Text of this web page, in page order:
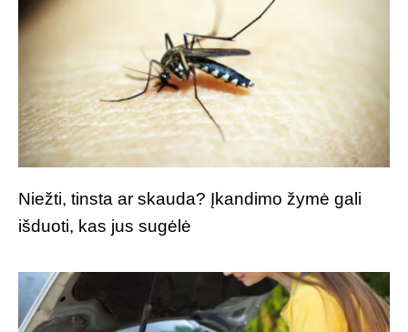
Niežti, tinsta ar skauda? Įkandimo žymė gali
išduoti, kas jus sugėlė